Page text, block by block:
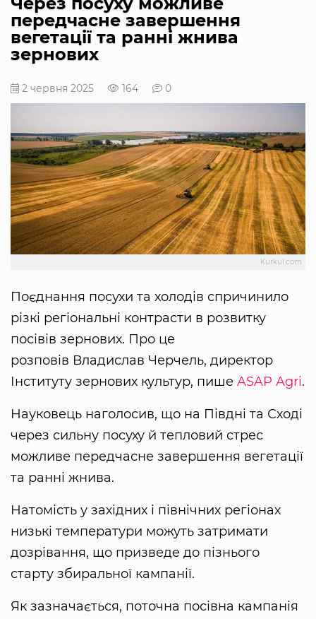
передчасне завершення
вегетації та ранні жнива
зернових
2 червня 2025 164 0
Kurkul.com
Поєднання посухи та холодів спричинило
різкі регіональні контрасти в розвитку
посівів зернових. Про це
розповів Владислав Черчель, директор
Інституту зернових культур, пише ASAP Agri.
Науковець наголосив, що на Півдні та Сході
через сильну посуху й тепловий стрес
можливе передчасне завершення вегетації
та ранні жнива.
Натомість у західних і північних регіонах
низькі температури можуть затримати
дозрівання, що призведе до пізнього
старту збиральної кампанії.
Як зазначається, поточна посівна кампанія